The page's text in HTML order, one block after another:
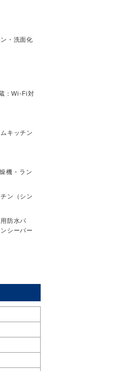
・洗面化
：Wi-Fi対
キッチン
機・ラン
ン（シン
防水パ
シーバー